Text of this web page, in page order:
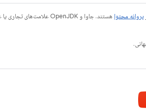
پروانه محتوا